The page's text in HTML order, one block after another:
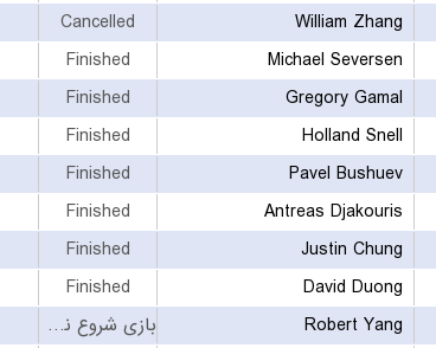
William Zhang
Cancelled
Michael Seversen
Finished
Gregory Gamal
Finished
Holland Snell
Finished
Pavel Bushuev
Finished
Antreas Djakouris
Finished
Justin Chung
Finished
David Duong
Finished
Robert Yang بازی شروع نشده است